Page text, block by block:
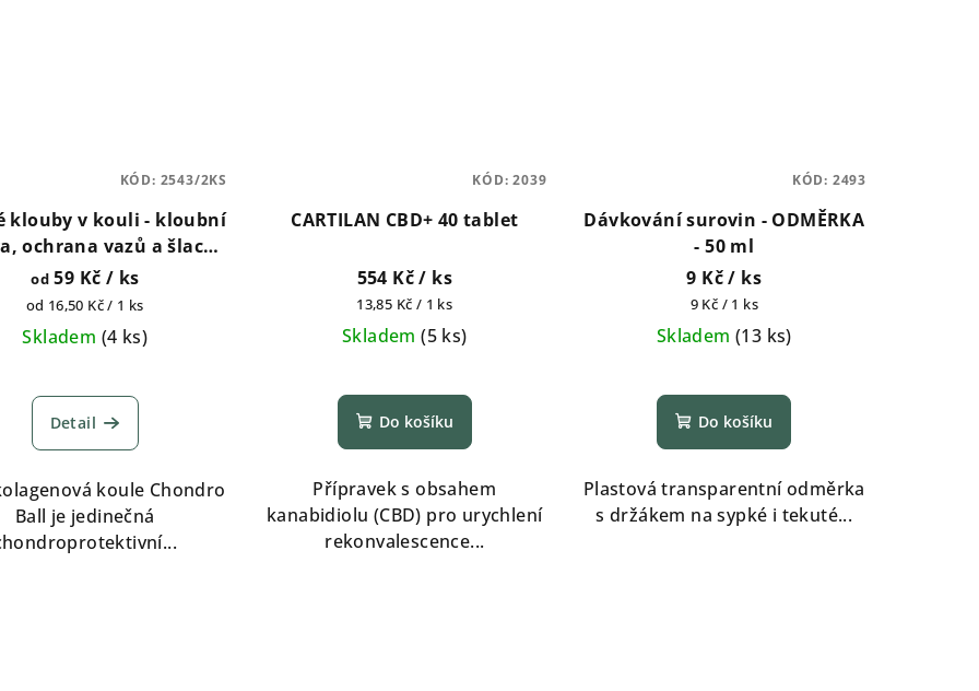
klouby v kouli - kloubní
ochrana vazů a šlach
2ks a 6ks
od59 Kč / ks
Měrná
cena:
od 16,50 Kč / 1 ks
Skladem (4 ks)
hodnocení
produktu
je
5,0
z
5
Detail
koule Chondro
Ball je jedinečná
KÓD: 2543/2KS
CARTILAN CBD+ 40 tablet
554 Kč/ ks
Měrná
cena:
13,85 Kč / 1 ks
Skladem(5 ks)
Do košíku
Přípravek s obsahem
kanabidiolu (CBD) pro urychlení
rekonvalescence...
KÓD:2039
Dávkování surovin - ODMĚRKA
- 50 ml
9 Kč/ ks
Měrná
cena:
9 Kč / 1 ks
Skladem (13 ks)
Do košíku
Plastová transparentní odměrka
s držákem na sypké i tekuté...
KÓD: 2493